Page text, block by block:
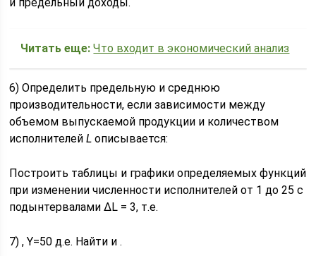
Читать еще: Что входит в экономический анализ
6) Определить предельную и среднюю
производительности, если зависимости между
объемом выпускаемой продукции и количеством
исполнителейL описывается:
Построить таблицы и графики определяемых функций
при изменении численности исполнителей от 1 до 25 с
подынтервалами ΔL = 3, т.е.
7), Y=50 д.е. Найти и.